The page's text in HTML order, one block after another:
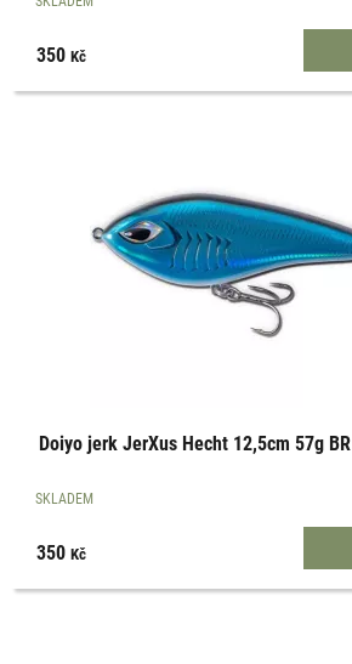
350Kč
Doiyo jerk JerXus Hecht 12,5cm 57g BR
SKLADEM
350Kč